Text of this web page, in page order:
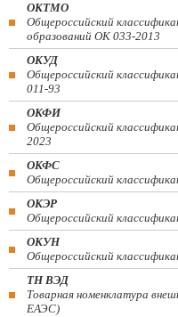
ОКТМО
Общероссийский
образований ОК 033-2013
ОКУД
Общероссийский
011-93
ОКФИ
Общероссийский
2023
ОКФС
Общероссийский
ОКЭР
Общероссийский
ОКУН
Общероссийский
ТН ВЭД
Товарная номенклатура
ЕАЭС)